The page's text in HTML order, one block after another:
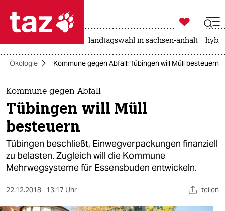
 taz zahl ich
taz zahl ich
themen
politik
öko
gesellschaft
sport

taz zahl ich
landtagswahl in sachsen-anhalt
Ökologie Kommune gegen Abfall: Tübingen will Müll besteuern
Kommune gegen Abfall
Tübingen will Müll
besteuern
Tübingen beschließt, Einwegverpackungen finanziell
zu belasten. Zugleich will die Kommune
Mehrwegsysteme für Essensbuden entwickeln.
22.12.2018 13:17 Uhr teilen